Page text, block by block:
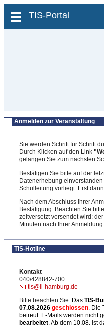
zum Inhalt wechseln
TIS-Portal
Anmelden zur Veranstaltung
Sie werden Schritt für Schritt
Durch Klicken auf den Link
gelangen Sie zum nächsten
Bestätigen Sie bitte auf der
Datenerhebung
Schulleitung vorliegt. Erst
Nach dem Abschluss Ihrer
Bestätigung. Beachten Sie
zeitversetzt versendet wird:
Minuten nach Ihrer Anmeldung.
TIS-Hotline
Kontakt
040/428842-700
tis@li-hamburg.de
Bitte beachten Sie: Das TIS-
07.08.2026 geschlossen. Die
betreut. E-Mails werden nicht
bearbeitet. Ab dem 10.08. ist